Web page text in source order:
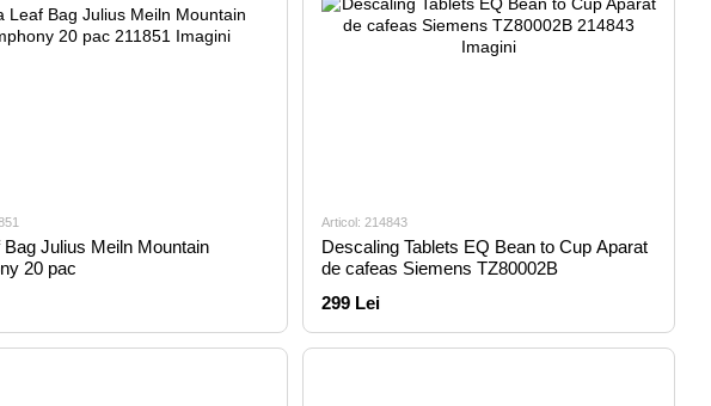
Bag Julius Meiln Mountain
20 pac
Articol: 214843
Descaling Tablets EQ Bean to Cup Aparat
de cafeas Siemens TZ80002B
299 Lei